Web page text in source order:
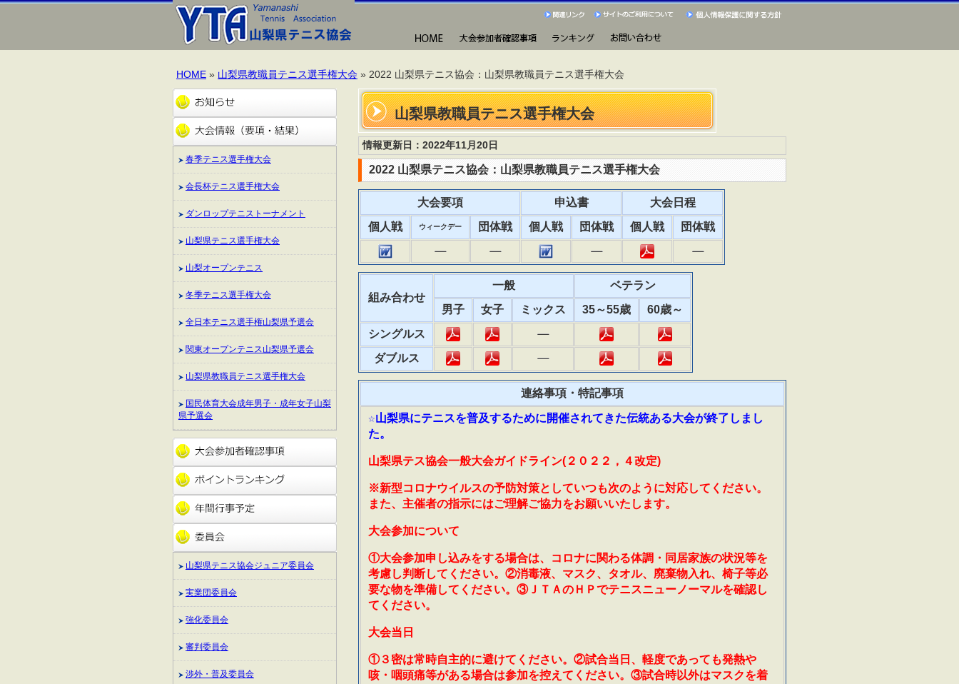
HOME » 山梨県教職員テニス選手権大会 » 2022 山梨県テニス協会：山梨県教職員テニス選手権大会
山梨県教職員テニス選手権大会
情報更新日：2022年11月20日
2022 山梨県テニス協会：山梨県教職員テニス選手権大会
大会要項 申込書
大会日程
個人戦
ウィークデー 団体戦 個人戦 団体戦 個人戦 団体戦
組み合わせ
一般
ベテラン
男子
女子 ミックス 35～55歳
60歳～
シングルス
ダブルス
連絡事項・特記事項
☆山梨県にテニスを普及するために開催されてきた伝統ある大会が終了しまし
た。
山梨県テス協会一般大会ガイドライン(２０２２，４改定)
※新型コロナウイルスの予防対策としていつも次のように対応してください。
また、主催者の指示にはご理解ご協力をお願いいたします。
大会参加について
①大会参加申し込みをする場合は、コロナに関わる体調・同居家族の状況等を
考慮し判断してください。②消毒液、マスク、タオル、廃棄物入れ、椅子等必
要な物を準備してください。③ＪＴＡのＨＰでテニスニューノーマルを確認し
てください。
大会当日
①３密は常時自主的に避けてください。②試合当日、軽度であっても発熱や
咳・咽頭痛等がある場合は参加を控えてください。③試合時以外はマスクを着
春季テニス選手権大会
会長杯テニス選手権大会
ダンロップテニストーナメント
山梨県テニス選手権大会
山梨オープンテニス
冬季テニス選手権大会
全日本テニス選手権山梨県予選会
関東オープンテニス山梨県予選会
山梨県教職員テニス選手権大会
国民体育大会成年男子・成年女子山梨
県予選会
山梨県テニス協会ジュニア委員会
実業団委員会
強化委員会
審判委員会
渉外・普及委員会